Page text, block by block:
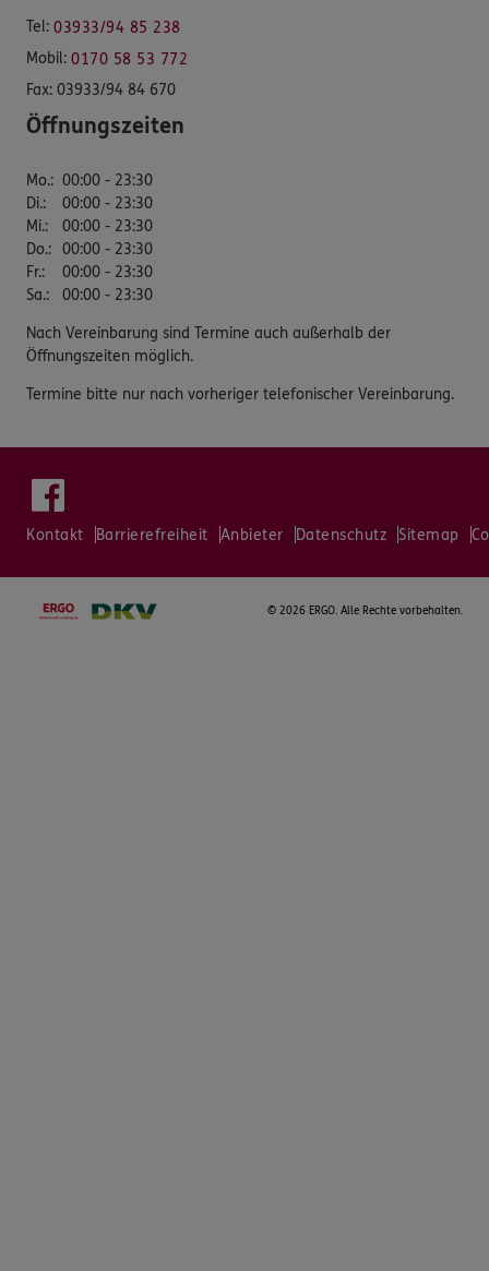
Tel: 03933/94 85 238
Mobil: 0170 58 53 772
Fax: 03933/94 84 670
Öffnungszeiten
Mo.: 00:00 - 23:30
Di.:
00:00 - 23:30
Mi.:
00:00 - 23:30
Do.: 00:00 - 23:30
Fr.:
00:00 - 23:30
Sa.: 00:00 - 23:30
Nach Vereinbarung sind Termine auch außerhalb der
Öffnungszeiten möglich.
Termine bitte nur nach vorheriger telefonischer Vereinbarung.
Kontakt Barrierefreiheit Anbieter Datenschutz Sitemap
© 2026 ERGO. Alle Rechte vorbehalten.